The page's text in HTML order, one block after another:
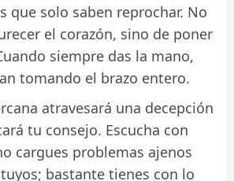
que solo saben reprochar. No
el corazón, sino de poner
siempre das la mano,
tomando el brazo entero.
atravesará una decepción
tu consejo. Escucha con
cargues problemas ajenos
bastante tienes con lo